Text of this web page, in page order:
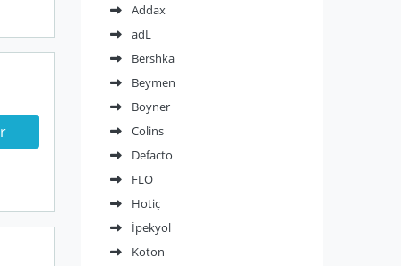
Addax
adL
Bershka
Beymen
Boyner
Colins
Defacto
FLO
Hotiç
İpekyol
Koton